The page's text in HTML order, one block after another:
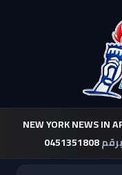
NEW YORK NEWS IN
0451351808